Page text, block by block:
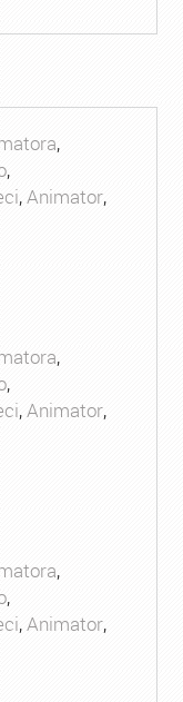
,
,
,Animator,
,
,
,Animator,
,
,
,Animator,